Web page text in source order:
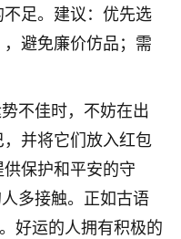
足。建议：优先选
避免廉价仿品；需
不佳时，不妨在出
并将它们放入红包
保护和平安的守
多接触。正如古语
好运的人拥有积极的
聊过之后，最大的感
，万般皆是命，半点
9
给个联系方式的啊？